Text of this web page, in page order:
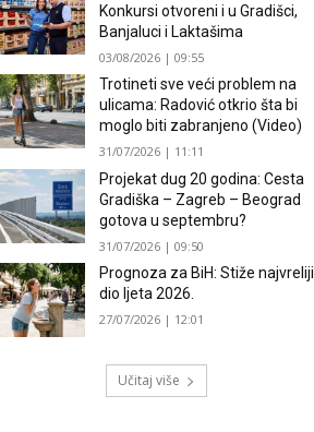
Konkursi otvoreni i u Gradišci,
Banjaluci i Laktašima
03/08/2026 | 09:55
Trotineti sve veći problem na
ulicama: Radović otkrio šta bi
moglo biti zabranjeno (Video)
31/07/2026 | 11:11
Projekat dug 20 godina: Cesta
Gradiška – Zagreb – Beograd
gotova u septembru?
31/07/2026 | 09:50
Prognoza za BiH: Stiže najvreliji
dio ljeta 2026.
27/07/2026 | 12:01
Učitaj više